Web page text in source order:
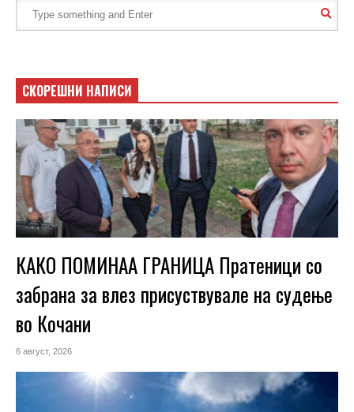
СКОРЕШНИ НАПИСИ
КАКО ПОМИНАА ГРАНИЦА Пратеници со
забрана за влез присуствувале на судење
во Кочани
6 август, 2026